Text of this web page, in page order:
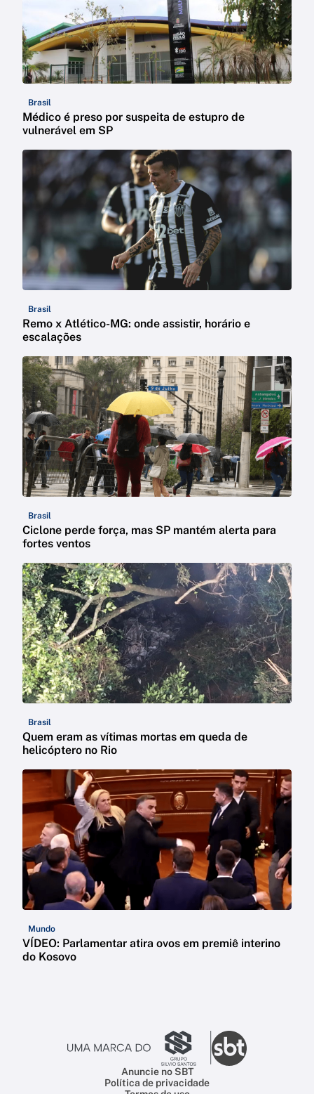
Brasil
Médico é preso por suspeita de estupro de
vulnerável em SP
Brasil
Remo x Atlético-MG: onde assistir, horário e
escalações
Brasil
Ciclone perde força, mas SP mantém alerta para
fortes ventos
Brasil
Quem eram as vítimas mortas em queda de
helicóptero no Rio
Mundo
VÍDEO: Parlamentar atira ovos em premiê interino
do Kosovo
Anuncie no SBT
Política de privacidade